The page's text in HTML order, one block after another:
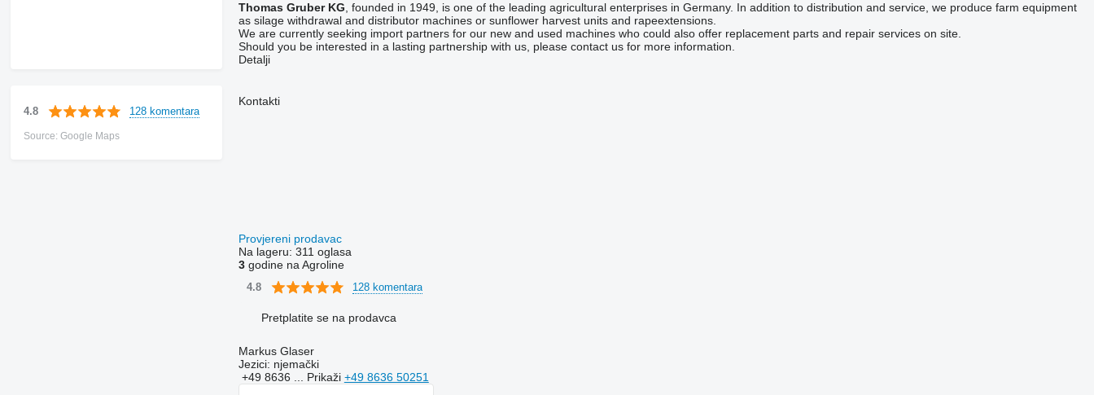
4.8 128 komentara
Source: Google Maps
Thomas Gruber KG , founded in 1949, is one of the leading agricultural enterprises in Germany. In addition to distribution and service, we produce farm equipment
as silage withdrawal and distributor machines or sunflower harvest units and rapeextensions.
We are currently seeking import partners for our new and used machines who could also offer replacement parts and repair services on site.
Should you be interested in a lasting partnership with us, please contact us for more information.
Detalji
Kontakti
Provjereni prodavac
Na lageru: 311 oglasa
3godine na Agroline
4.8 128 komentara
Pretplatite se na prodavca
Markus Glaser
Jezici: njemački
+49 8636 ... Prikaži +49 8636 50251